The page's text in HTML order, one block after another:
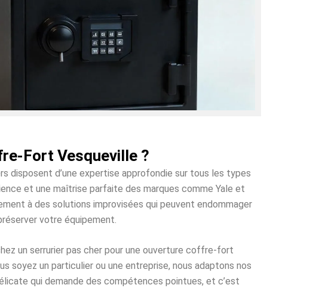
Fort Vesqueville ?
disposent d’une expertise approfondie sur tous les types
et une maîtrise parfaite des marques comme Yale et
à des solutions improvisées qui peuvent endommager
votre équipement.
un serrurier pas cher pour une ouverture coffre-fort
soyez un particulier ou une entreprise, nous adaptons nos
qui demande des compétences pointues, et c’est